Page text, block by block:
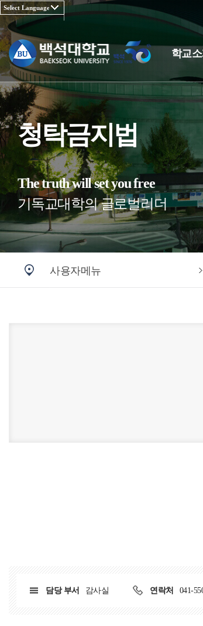
학교소
청탁금지법
The truth will set you free
기독교대학의 글로벌리더
사용자메뉴
담당 부서 감사실 연락처 041-